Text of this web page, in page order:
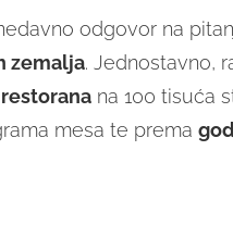
odgovor na
zemalja. Jednostavno,
na 100 tisuća
mesa te prema